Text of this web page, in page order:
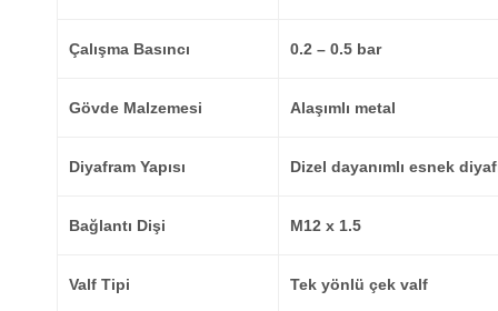
Çalışma Basıncı 0.2 – 0.5 bar
Gövde Malzemesi Alaşımlı metal
Diyafram Yapısı Dizel dayanımlı esnek
Bağlantı Dişi M12 x 1.5
Valf Tipi Tek yönlü çek valf